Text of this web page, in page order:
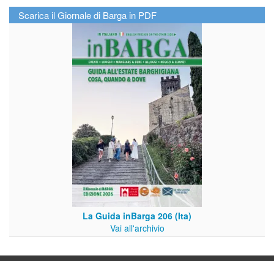
Scarica il Giornale di Barga in PDF
La Guida inBarga 206 (Ita)
Vai all'archivio